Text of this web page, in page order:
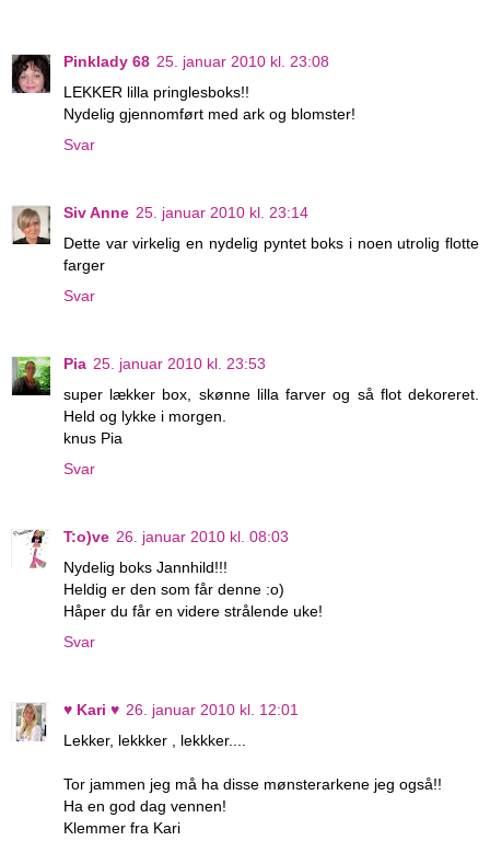
Pinklady 68 25. januar 2010 kl. 23:08
LEKKER lilla pringlesboks!!
Nydelig gjennomført med ark og blomster!
Svar
Siv Anne 25. januar 2010 kl. 23:14
Dette var virkelig en nydelig pyntet boks i noen utrolig flotte
farger
Svar
Pia 25. januar 2010 kl. 23:53
super lækker box, skønne lilla farver og så flot dekoreret.
Held og lykke i morgen.
knus Pia
Svar
T:o)ve 26. januar 2010 kl. 08:03
Nydelig boks Jannhild!!!
Heldig er den som får denne :o)
Håper du får en videre strålende uke!
Svar
♥ Kari ♥ 26. januar 2010 kl. 12:01
Lekker, lekkker , lekkker....
Tor jammen jeg må ha disse mønsterarkene jeg også!!
Ha en god dag vennen!
Klemmer fra Kari